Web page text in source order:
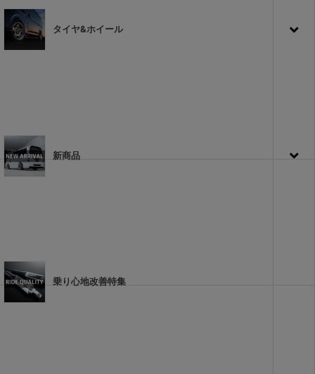
タイヤ&ホイール
新商品
乗り心地改善特集